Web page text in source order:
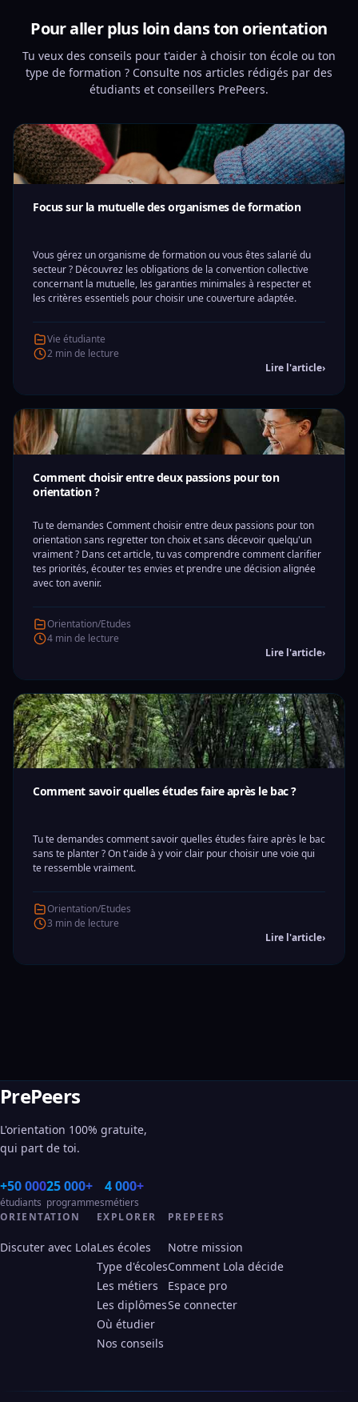
Pour aller plus loin dans ton orientation
Tu veux des conseils pour t'aider à choisir ton école ou ton
type de formation ? Consulte nos articles rédigés par des
étudiants et conseillers PrePeers.
Focus sur la mutuelle des organismes de formation
Vous gérez un organisme de formation ou vous êtes salarié du
secteur ? Découvrez les obligations de la convention collective
concernant la mutuelle, les garanties minimales à respecter et
les critères essentiels pour choisir une couverture adaptée.
Vie étudiante
2 min de lecture
Lire l'article›
Comment choisir entre deux passions pour ton
orientation ?
Tu te demandes Comment choisir entre deux passions pour ton
orientation sans regretter ton choix et sans décevoir quelqu'un
vraiment ? Dans cet article, tu vas comprendre comment clarifier
tes priorités, écouter tes envies et prendre une décision alignée
avec ton avenir.
Orientation/Etudes
4 min de lecture
Lire l'article›
Comment savoir quelles études faire après le bac ?
Tu te demandes comment savoir quelles études faire après le bac
sans te planter ? On t'aide à y voir clair pour choisir une voie qui
te ressemble vraiment.
Orientation/Etudes
3 min de lecture
Lire l'article›
PrePeers
L'orientation 100% gratuite,
qui part de toi.
+50 000
étudiants
25 000+
programmes
4 000+
métiers
ORIENTATION
Discuter avec Lola
EXPLORER
Les écoles
Type d'écoles
Les métiers
Les diplômes
Où étudier
Nos conseils
PREPEERS
Notre mission
Comment Lola décide
Espace pro
Se connecter